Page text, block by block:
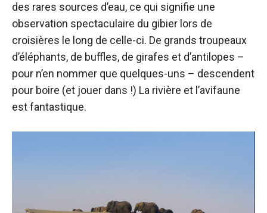
des rares sources d’eau, ce qui signifie une
observation spectaculaire du gibier lors de
croisières le long de celle-ci. De grands troupeaux
d’éléphants, de buffles, de girafes et d’antilopes –
pour n’en nommer que quelques-uns – descendent
pour boire (et jouer dans !) La rivière et l’avifaune
est fantastique.